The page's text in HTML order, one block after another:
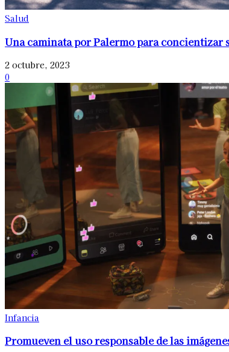
Salud
Una caminata por Palermo para concientizar
2 octubre, 2023
0
Infancia
Promueven el uso responsable de las